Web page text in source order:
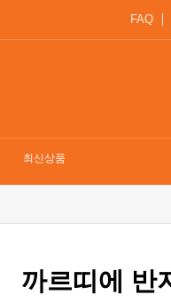
FAQ
최신상품
까르띠에 반